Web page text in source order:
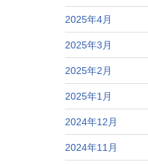
2025年4月
2025年3月
2025年2月
2025年1月
2024年12月
2024年11月